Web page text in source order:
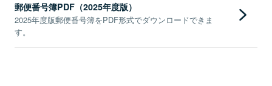
郵便番号簿PDF（2025年度版）
2025年度版郵便番号簿をPDF形式でダウンロードできま
す。